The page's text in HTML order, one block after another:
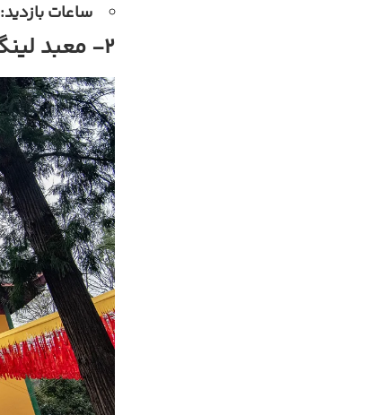
ساعات بازدید:
2- معبد لینگین (Lingyin Temple)